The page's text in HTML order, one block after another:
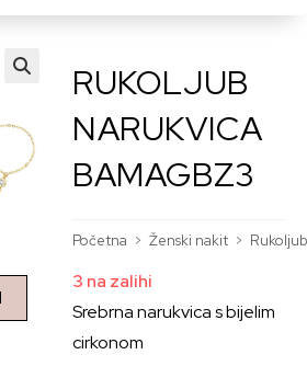
RUKOLJUB
NARUKVICA
BAMAGBZ3
Početna > Ženski nakit > Rukoljub
3 na zalihi
Srebrna narukvica s bijelim
cirkonom